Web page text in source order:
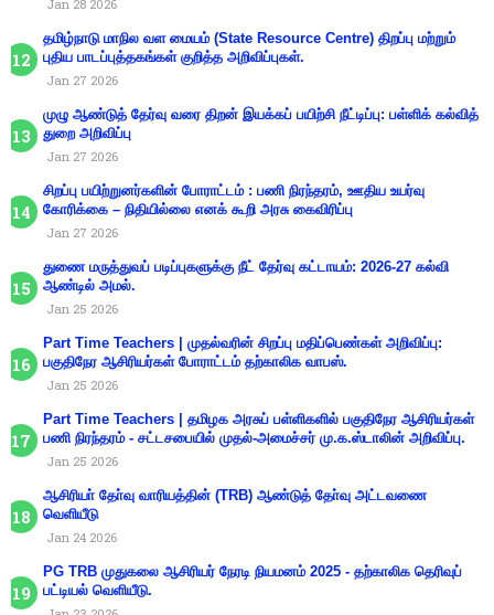
Jan 28 2026
தமிழ்நாடு மாநில வள மையம் (State Resource Centre) திறப்பு மற்றும்
புதிய பாடப்புத்தகங்கள் குறித்த அறிவிப்புகள்.
Jan 27 2026
முழு ஆண்டுத் தேர்வு வரை திறன் இயக்கப் பயிற்சி நீட்டிப்பு: பள்ளிக் கல்வித்
துறை அறிவிப்பு
Jan 27 2026
சிறப்பு பயிற்றுனர்களின் போராட்டம் : பணி நிரந்தரம், ஊதிய உயர்வு
கோரிக்கை – நிதியில்லை எனக் கூறி அரசு கைவிரிப்பு
Jan 27 2026
துணை மருத்துவப் படிப்புகளுக்கு நீட் தேர்வு கட்டாயம்: 2026-27 கல்வி
ஆண்டில் அமல்.
Jan 25 2026
Part Time Teachers | முதல்வரின் சிறப்பு மதிப்பெண்கள் அறிவிப்பு:
பகுதிநேர ஆசிரியர்கள் போராட்டம் தற்காலிக வாபஸ்.
Jan 25 2026
Part Time Teachers | தமிழக அரசுப் பள்ளிகளில் பகுதிநேர ஆசிரியர்கள்
பணி நிரந்தரம் - சட்டசபையில் முதல்-அமைச்சர் மு.க.ஸ்டாலின் அறிவிப்பு.
Jan 25 2026
ஆசிரியா் தோ்வு வாரியத்தின் (TRB) ஆண்டுத் தோ்வு அட்டவணை
வெளியீடு
Jan 24 2026
PG TRB முதுகலை ஆசிரியர் நேரடி நியமனம் 2025 - தற்காலிக தெரிவுப்
பட்டியல் வெளியீடு.